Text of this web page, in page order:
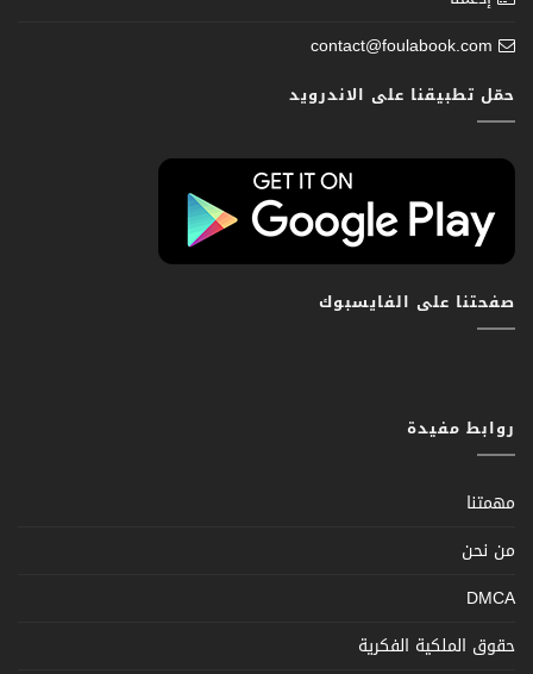
contact@foulabook.com
حمّل تطبيقنا على الاندرويد
صفحتنا على الفايسبوك
روابط مفيدة
مهمتنا
من نحن
DMCA
حقوق الملكية الفكرية